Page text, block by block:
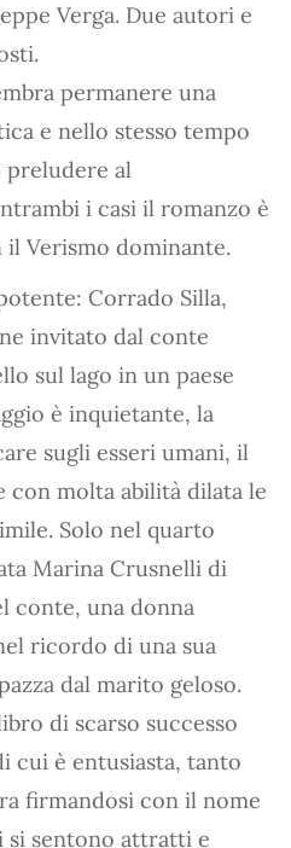
Verga. Due autori e
permanere una
e nello stesso tempo
preludere al
i casi il romanzo è
Verismo dominante.
Corrado Silla,
invitato dal conte
sul lago in un paese
è inquietante, la
sugli esseri umani, il
con molta abilità dilata le
Solo nel quarto
Marina Crusnelli di
conte, una donna
ricordo di una sua
dal marito geloso.
di scarso successo
cui è entusiasta, tanto
firmandosi con il nome
si sentono attratti e